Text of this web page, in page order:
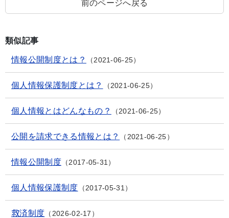
前のページへ戻る
類似記事
情報公開制度とは？ 2021-06-25
個人情報保護制度とは？ 2021-06-25
個人情報とはどんなもの？ 2021-06-25
公開を請求できる情報とは？ 2021-06-25
情報公開制度 2017-05-31
個人情報保護制度 2017-05-31
救済制度 2026-02-17